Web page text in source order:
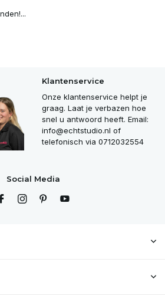
Klantenservice
Onze klantenservice helpt je
graag. Laat je verbazen hoe
snel u antwoord heeft. Email:
info@echtstudio.nl of
telefonisch via 0712032554
Social Media